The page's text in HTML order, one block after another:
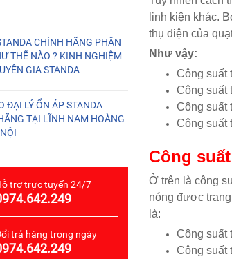
linh kiện khác.
thụ điện của
Như vậy:
Công suất
Công suất
Công suất
Công suất
Công
Ở trên là công
nóng được
là:
Công suất
Công suất
CHÍNH HÃNG PHÂN
THẾ NÀO ? KINH NGHIỆM
GIA STANDA
ĐẠI LÝ ỔN ÁP STANDA
TẠI LĨNH NAM HOÀNG
trợ trực tuyến 24/7
trả hàng trong ngày